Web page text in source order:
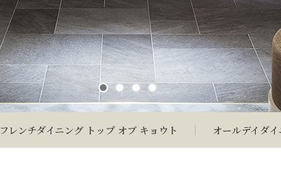
フレンチダイニング トップ オブ キョウト オールデイダ